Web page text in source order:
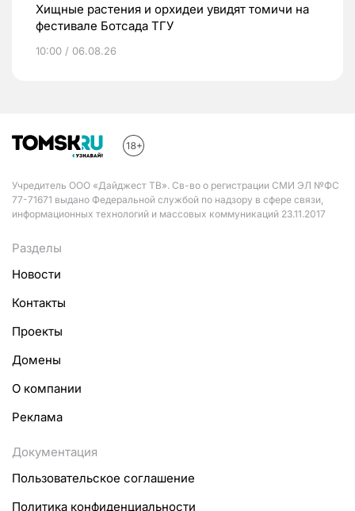
Хищные растения и орхидеи увидят томичи на
фестивале Ботсада ТГУ
10:00 / 06.08.26
Учредитель ООО «Дайджест ТВ». Св-во о регистрации СМИ ЭЛ №ФС
77-71671 выдано Федеральной службой по надзору в сфере связи,
информационных технологий и массовых коммуникаций 23.11.2017
Разделы
Новости
Контакты
Проекты
Домены
О компании
Реклама
Документация
Пользовательское соглашение
Политика конфиденциальности